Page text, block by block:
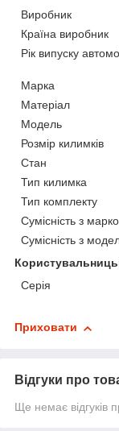
Виробник
Країна виробник
Рік випуску
Марка
Матеріал
Модель
Розмір килимків
Стан
Тип килимка
Тип комплекту
Сумісність з
Сумісність з
Серія
Приховати
Відгуки про
Ще немає відгуків